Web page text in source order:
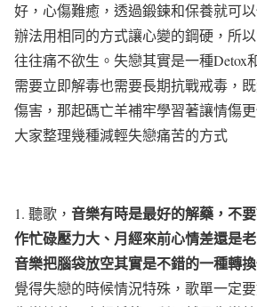
好，心傷難癒，透過鍛鍊和保養就可
辦法用相同的方式讓心變的鋼硬，所
往往痛不欲生。失戀其實是一種Detox
需要立即解毒也需要長期抗戰戒毒，
傷害，那起碼亡羊補牢學習著讓情傷
大家整理幾種減輕失戀痛苦的方式
1. 聽歌， 音樂有時是最好的解藥，不
作忙碌壓力大、月經來前心情差還是
音樂把腦袋放空其實是不錯的一種轉
覺得失戀的時候情況特殊，歌單一定